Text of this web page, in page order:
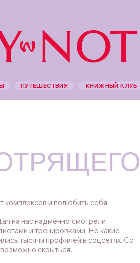
ПУТЕШЕСТВИЯ КНИЖНЫЙ КЛУБ
на нас надменно смотрели
и тренировками. Но какие
тысячи профилей в соцсетях. Со
скрыться.
комплексов и полюбить себя.